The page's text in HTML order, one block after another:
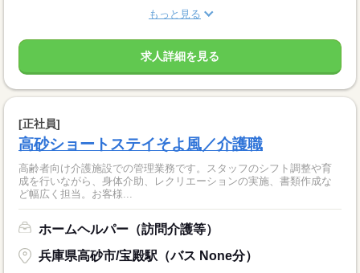
もっと見る
求人詳細を見る
[正社員]
高砂ショートステイそよ風／介護職
高齢者向け介護施設での管理業務です。スタッフのシフト調整や育
成を行いながら、身体介助、レクリエーションの実施、書類作成な
ど幅広く担当。お客様...
ホームヘルパー（訪問介護等）
兵庫県高砂市/宝殿駅（バス None分）